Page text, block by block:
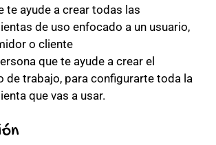
te ayude a crear todas las
de uso enfocado a un usuario,
o cliente
que te ayude a crear el
de trabajo, para configurarte toda la
que vas a usar.